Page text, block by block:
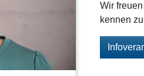
Wir
kennen